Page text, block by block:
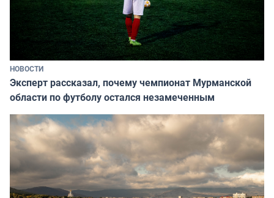
НОВОСТИ
Эксперт рассказал, почему чемпионат Мурманской
области по футболу остался незамеченным